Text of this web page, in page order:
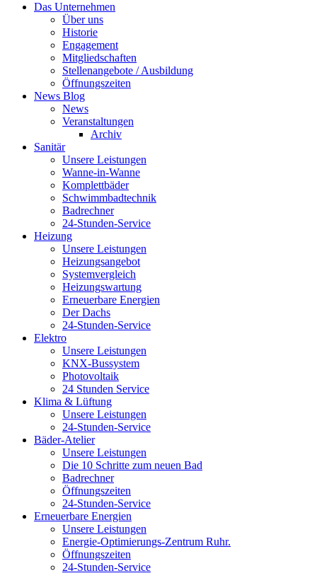
Das Unternehmen
Über uns
Historie
Engagement
Mitgliedschaften
Stellenangebote / Ausbildung
Öffnungszeiten
News Blog
News
Veranstaltungen
Archiv
Sanitär
Unsere Leistungen
Wanne-in-Wanne
Komplettbäder
Schwimmbadtechnik
Badrechner
24-Stunden-Service
Heizung
Unsere Leistungen
Heizungsangebot
Systemvergleich
Heizungswartung
Erneuerbare Energien
Der Dachs
24-Stunden-Service
Elektro
Unsere Leistungen
KNX-Bussystem
Photovoltaik
24 Stunden Service
Klima & Lüftung
Unsere Leistungen
24-Stunden-Service
Bäder-Atelier
Unsere Leistungen
Die 10 Schritte zum neuen Bad
Badrechner
Öffnungszeiten
24-Stunden-Service
Erneuerbare Energien
Unsere Leistungen
Energie-Optimierungs-Zentrum Ruhr.
Öffnungszeiten
24-Stunden-Service